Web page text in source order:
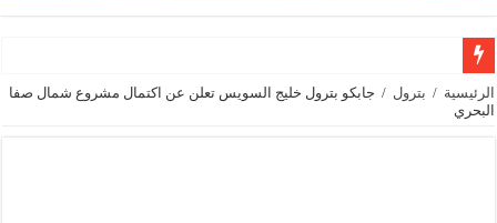
الاستغناء عن ثلاث موظفين في المكتب الفني للوزير
الرئيسية / بترول / جابكو بترول خليج السويس تعلن عن اكتمال مشروع شمال صفا
البحري